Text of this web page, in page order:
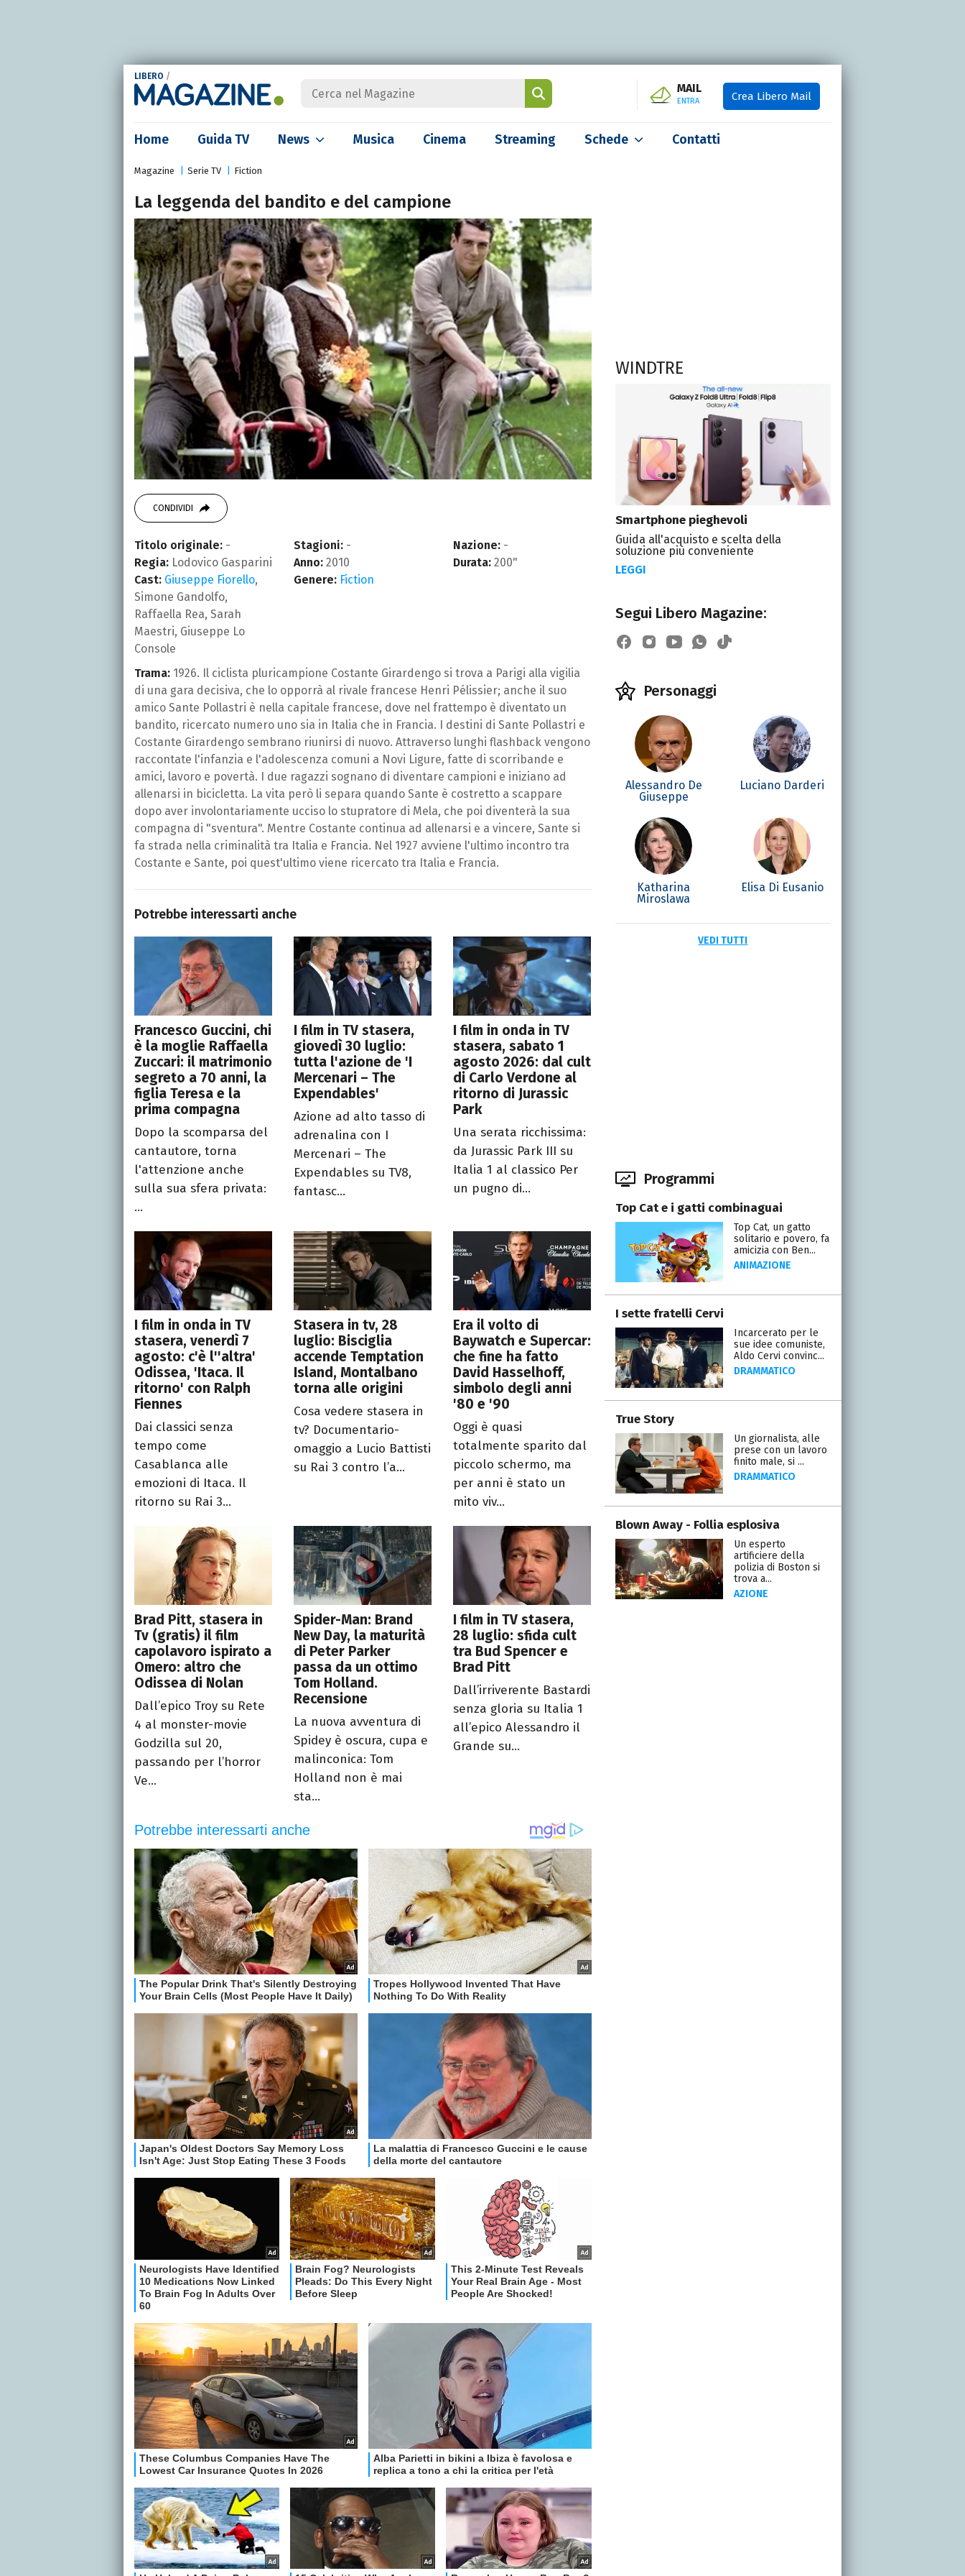
LIBERO /
MAIL
ENTRA Crea Libero Mail
Home Guida TV News Musica Cinema Streaming Schede Contatti
Magazine Serie TV Fiction
La leggenda del bandito e del campione
CONDIVIDI
Titolo originale: -
Regia: Lodovico Gasparini
Cast: Giuseppe Fiorello,
Simone Gandolfo,
Raffaella Rea, Sarah
Maestri, Giuseppe Lo
Console
Stagioni: -
Anno: 2010
Genere: Fiction
Nazione: -
Durata: 200"
Trama: 1926. Il ciclista pluricampione Costante Girardengo si trova a Parigi alla vigilia
di una gara decisiva, che lo opporrà al rivale francese Henri Pélissier; anche il suo
amico Sante Pollastri è nella capitale francese, dove nel frattempo è diventato un
bandito, ricercato numero uno sia in Italia che in Francia. I destini di Sante Pollastri e
Costante Girardengo sembrano riunirsi di nuovo. Attraverso lunghi flashback vengono
raccontate l'infanzia e l'adolescenza comuni a Novi Ligure, fatte di scorribande e
amici, lavoro e povertà. I due ragazzi sognano di diventare campioni e iniziano ad
allenarsi in bicicletta. La vita però li separa quando Sante è costretto a scappare
dopo aver involontariamente ucciso lo stupratore di Mela, che poi diventerà la sua
compagna di "sventura". Mentre Costante continua ad allenarsi e a vincere, Sante si
fa strada nella criminalità tra Italia e Francia. Nel 1927 avviene l'ultimo incontro tra
Costante e Sante, poi quest'ultimo viene ricercato tra Italia e Francia.
Potrebbe interessarti anche
Francesco Guccini, chi
è la moglie Raffaella
Zuccari: il matrimonio
segreto a 70 anni, la
figlia Teresa e la
prima compagna
Dopo la scomparsa del
cantautore, torna
l'attenzione anche
sulla sua sfera privata:
...
I film in TV stasera,
giovedì 30 luglio:
tutta l'azione de 'I
Mercenari – The
Expendables'
Azione ad alto tasso di
adrenalina con I
Mercenari – The
Expendables su TV8,
fantasc...
I film in onda in TV
stasera, sabato 1
agosto 2026: dal cult
di Carlo Verdone al
ritorno di Jurassic
Park
Una serata ricchissima:
da Jurassic Park III su
Italia 1 al classico Per
un pugno di...
I film in onda in TV
stasera, venerdì 7
agosto: c'è l''altra'
Odissea, 'Itaca. Il
ritorno' con Ralph
Fiennes
Dai classici senza
tempo come
Casablanca alle
emozioni di Itaca. Il
ritorno su Rai 3...
Stasera in tv, 28
luglio: Bisciglia
accende Temptation
Island, Montalbano
torna alle origini
Cosa vedere stasera in
tv? Documentario-
omaggio a Lucio Battisti
su Rai 3 contro l’a...
Era il volto di
Baywatch e Supercar:
che fine ha fatto
David Hasselhoff,
simbolo degli anni
'80 e '90
Oggi è quasi
totalmente sparito dal
piccolo schermo, ma
per anni è stato un
mito viv...
Brad Pitt, stasera in
Tv (gratis) il film
capolavoro ispirato a
Omero: altro che
Odissea di Nolan
Dall’epico Troy su Rete
4 al monster-movie
Godzilla sul 20,
passando per l’horror
Ve...
Spider-Man: Brand
New Day, la maturità
di Peter Parker
passa da un ottimo
Tom Holland.
Recensione
La nuova avventura di
Spidey è oscura, cupa e
malinconica: Tom
Holland non è mai
sta...
I film in TV stasera,
28 luglio: sfida cult
tra Bud Spencer e
Brad Pitt
Dall’irriverente Bastardi
senza gloria su Italia 1
all’epico Alessandro il
Grande su...
WINDTRE
Smartphone pieghevoli
Guida all'acquisto e scelta della
soluzione più conveniente
LEGGI
Segui Libero Magazine:
Personaggi
Alessandro De
Giuseppe
Luciano Darderi
Katharina
Miroslawa
Elisa Di Eusanio
VEDI TUTTI
Programmi
Top Cat e i gatti combinaguai
Top Cat, un gatto
solitario e povero, fa
amicizia con Ben...
ANIMAZIONE
I sette fratelli Cervi
Incarcerato per le
sue idee comuniste,
Aldo Cervi convinc...
DRAMMATICO
True Story
Un giornalista, alle
prese con un lavoro
finito male, si ...
DRAMMATICO
Blown Away - Follia esplosiva
Un esperto
artificiere della
polizia di Boston si
trova a...
AZIONE